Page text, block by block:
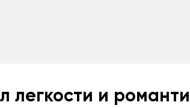
легкости и